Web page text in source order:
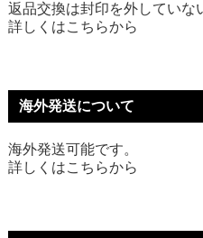
返品交換は封印を外していな
詳しくはこちらから
海外発送について
海外発送可能です。
詳しくはこちらから